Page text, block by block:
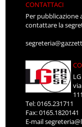
CONTATTACI
Per pubblicazione
contattare la
Tel: 0165.231711
Fax: 0165.1820141
E-mail